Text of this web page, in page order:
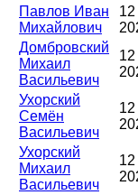
Павлов Иван
Михайлович
12
Домбровский
Михаил
Васильевич
12
Ухорский
Семён
Васильевич
12
Ухорский
Михаил
Васильевич
12